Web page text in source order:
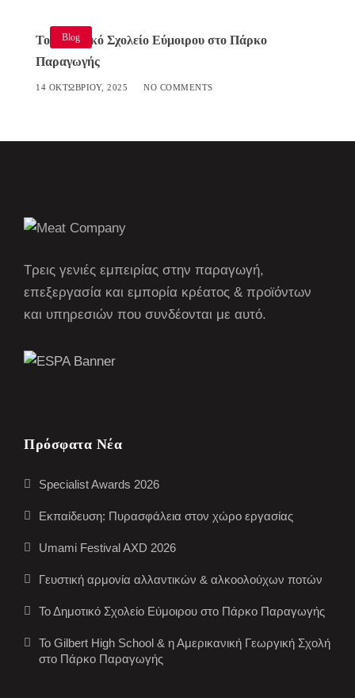
Blog
Το Δημοτικό Σχολείο Εύμοιρου στο Πάρκο
Παραγωγής
14 ΟΚΤΩΒΡΊΟΥ, 2025 NO COMMENTS
Τρεις γενιές εμπειρίας στην παραγωγή,
επεξεργασία και εμπορία κρέατος & προϊόντων
και υπηρεσιών που συνδέονται με αυτό.
Πρόσφατα Νέα
Specialist Awards 2026
Εκπαίδευση: Πυρασφάλεια στον χώρο εργασίας
Umami Festival AXD 2026
Γευστική αρμονία αλλαντικών & αλκοολούχων ποτών
Το Δημοτικό Σχολείο Εύμοιρου στο Πάρκο Παραγωγής
Το Gilbert High School & η Αμερικανική Γεωργική Σχολή
στο Πάρκο Παραγωγής